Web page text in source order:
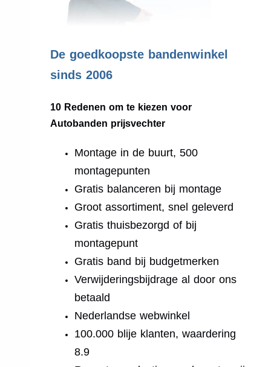
De goedkoopste bandenwinkel
sinds 2006
10 Redenen om te kiezen voor
Autobanden prijsvechter
Montage in de buurt, 500
montagepunten
Gratis balanceren bij montage
Groot assortiment, snel geleverd
Gratis thuisbezorgd of bij
montagepunt
Gratis band bij budgetmerken
Verwijderingsbijdrage al door ons
betaald
Nederlandse webwinkel
100.000 blije klanten, waardering
8.9